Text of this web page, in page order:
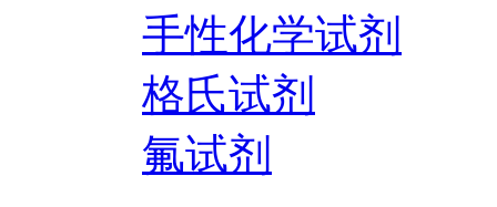
手性化学试剂
格氏试剂
氟试剂